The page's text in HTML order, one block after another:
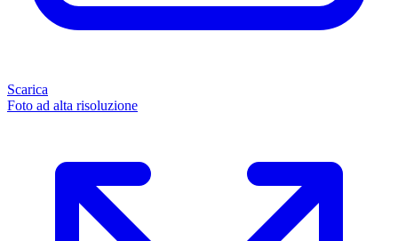
Scarica
Foto ad alta risoluzione